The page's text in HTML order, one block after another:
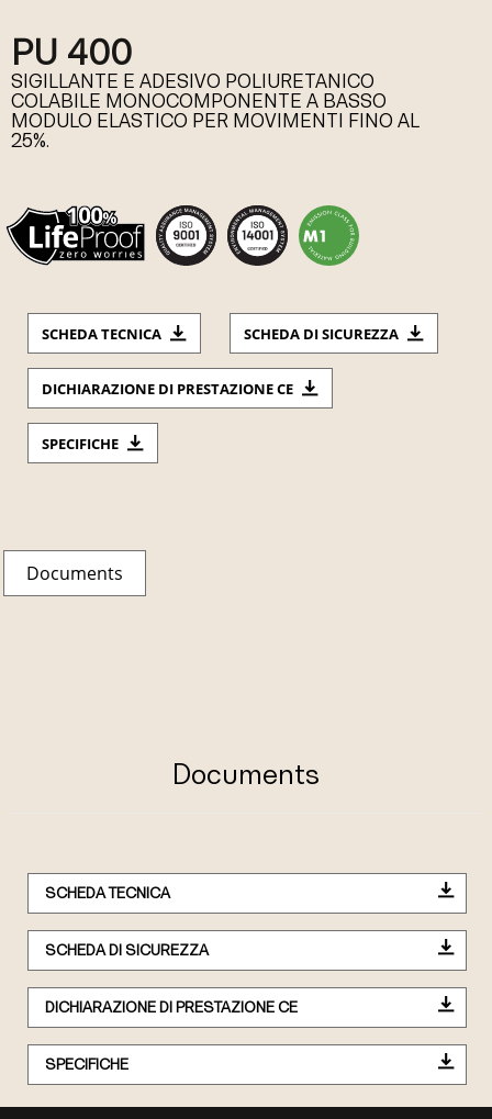
PU 400
SIGILLANTE E ADESIVO POLIURETANICO
COLABILE MONOCOMPONENTE A BASSO
MODULO ELASTICO PER MOVIMENTI FINO AL
25%.
SCHEDA TECNICA SCHEDA DI SICUREZZA
DICHIARAZIONE DI PRESTAZIONE CE
SPECIFICHE
Documents
Documents
SCHEDA TECNICA
SCHEDA DI SICUREZZA
DICHIARAZIONE DI PRESTAZIONE CE
SPECIFICHE